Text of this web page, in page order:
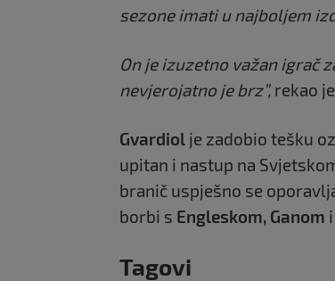
sezone imati u najboljem
On je izuzetno važan igrač
nevjerojatno je brz”, rekao je
Gvardiol je zadobio tešku
upitan i nastup na
branič uspješno se
borbi s Engleskom, Ganom i
Tagovi